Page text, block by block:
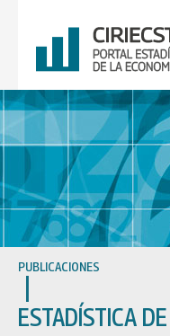
contenido
PUBLICACIONES
ESTADÍSTICA